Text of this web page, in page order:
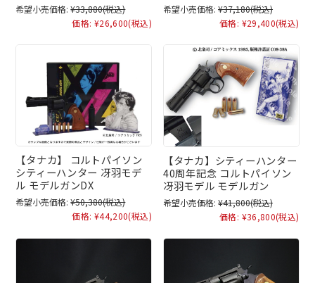
希望小売価格: ¥33,880(税込)
価格: ¥26,600(税込)
希望小売価格: ¥37,180(税込)
価格: ¥29,400(税込)
【タナカ】 コルトパイソン
シティーハンター 冴羽モデ
ル モデルガンDX
希望小売価格: ¥50,380(税込)
価格: ¥44,200(税込)
【タナカ】シティーハンター
40周年記念 コルトパイソン
冴羽モデル モデルガン
希望小売価格: ¥41,800(税込)
価格: ¥36,800(税込)